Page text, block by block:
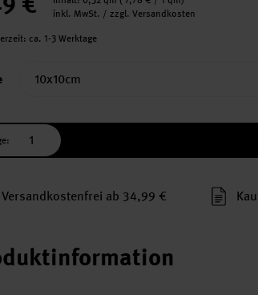
inkl. MwSt. / zzgl. Versandkosten
ca. 1-3 Werktage
Versand­kosten­frei ab 34,99 €